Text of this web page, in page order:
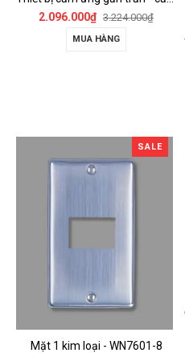
2.096.000₫ 3.224.000₫
MUA HÀNG
SALE
Mặt 1 kim loại - WN7601-8